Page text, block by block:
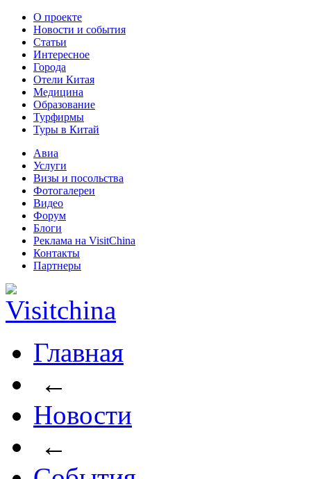
О проекте
Новости и события
Статьи
Интересное
Города
Отели Китая
Медицина
Образование
Турфирмы
Туры в Китай
Авиа
Услуги
Визы и посольства
Фотогалереи
Видео
Форум
Блоги
Реклама на VisitChina
Контакты
Партнеры
Главная
←
Новости
←